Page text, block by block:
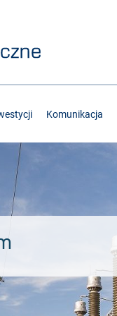
Komunikacja